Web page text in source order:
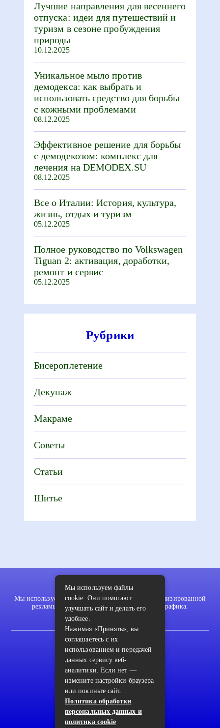
Лучшие направления для весеннего
отпуска: идеи для путешествий и
туризм в сезоне пробуждения
природы
10.12.2025
Уникальное мыло против
демодекса: как выбрать и
использовать средство для борьбы
с кожными проблемами
08.12.2025
Эффективное решение для борьбы
с демодекозом: комплекс для
лечения на DEMODEX.SU
08.12.2025
Все о Италии: История, культура,
жизнь, отдых и туризм
05.12.2025
Полное руководство по Volkswagen
Tiguan 2: активация, доработки,
ремонт и сервис
05.12.2025
Рубрики
Бисероплетение
Декупаж
Макраме
Советы
Статьи
Шитье
Мы используем файлы cookie для показа персонализированной
рекламы и/или контента и анализа нашего трафика.
Карта сайта
Пользовательское соглашение
Архив
Мы используем файлы
cookie. Они помогают
улучшать сайт и делать его
удобнее.
Нажимая «Принять», вы
соглашаетесь с их
использованием и передачей
данных сервису веб-
аналитики. Если нет —
измените настройки браузера
или покиньте сайт.
Политика обработки
персональных данных и
политика cookie